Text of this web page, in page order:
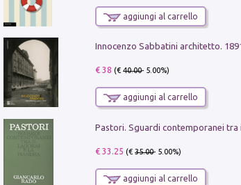
aggiungi al carrello
Innocenzo Sabbatini architetto.
€ 38 (€40.00- 5.00%)
aggiungi al carrello
€ 33.25 (€35.00- 5.00%)
aggiungi al carrello